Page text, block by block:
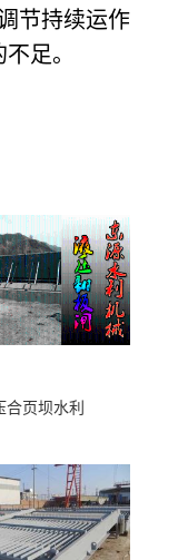
节持续运作
足。
合页坝水利